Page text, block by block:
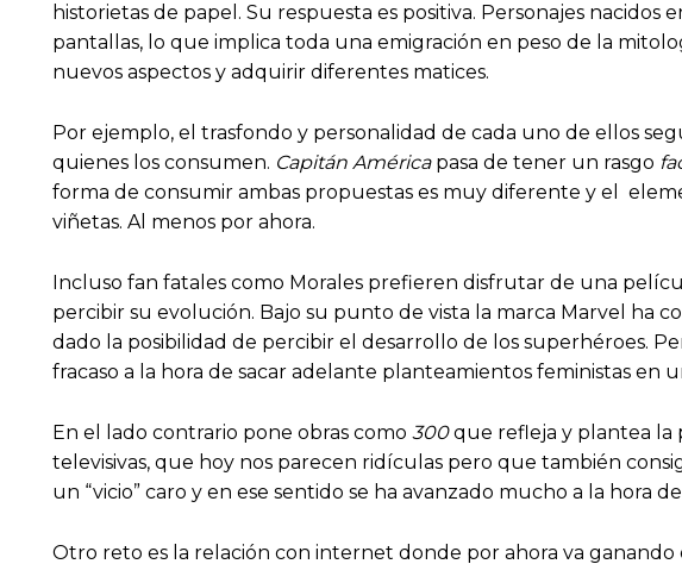
historietas de papel. Su respuesta es positiva. Personajes nacidos
pantallas, lo que implica toda una emigración en peso de la
nuevos aspectos y adquirir diferentes matices.
Por ejemplo, el trasfondo y personalidad de cada uno de ellos
quienes los consumen. Capitán Américapasa de tener un rasgo
forma de consumir ambas propuestas es muy diferente y el
viñetas. Al menos por ahora.
Incluso fan fatales como Morales prefieren disfrutar de una
percibir su evolución. Bajo su punto de vista la marca Marvel ha
dado la posibilidad de percibir el desarrollo de los superhéroes.
fracaso a la hora de sacar adelante planteamientos feministas en
En el lado contrario pone obras como 300que refleja y plantea la
televisivas, que hoy nos parecen ridículas pero que también
un “vicio” caro y en ese sentido se ha avanzado mucho a la hora
Otro reto es la relación con internet donde por ahora va ganando